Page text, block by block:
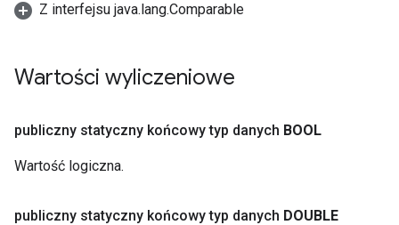
Z interfejsu java.lang.Comparable
Wartości wyliczeniowe
publiczny statyczny końcowy typ danych BOOL
Wartość logiczna.
publiczny statyczny końcowy typ danych DOUBLE